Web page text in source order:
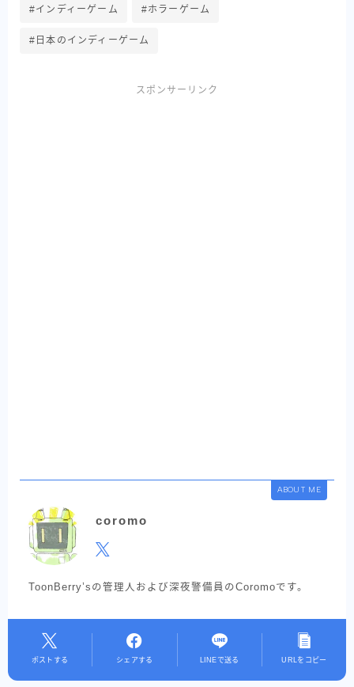
#インディーゲーム #ホラーゲーム
#日本のインディーゲーム
スポンサーリンク
ABOUT ME
coromo
ToonBerry’sの管理人および深夜警備員のCoromoです。
ポストする シェアする LINEで送る URLをコピー